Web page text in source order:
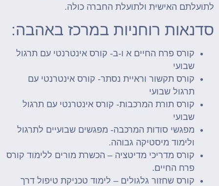
לתועלתם האישית ולתועלת החברה כולה.
סדנאות רוחניות במרכז באהבה:
קורס פרח החיים א ו-ב- קורס אינטרנטי עם תרגול
שבועי
קורס תקשור וראיית נסתר- קורס אינטרנטי עם
תרגול שבועי
קורס תורת המרכבות- קורס אינטרנטי עם תרגול
שבועי
מפגשי סודות המרכבה- מפגשים שבועיים לתרגול
ולימוד מיסטיקה גבוהה.
קורס מדריכי מדיטציה – הכשרת מורים ללימוד קורס
פרח החיים.
קורס שחזור גלגולים – לימוד טכניקת טיפול דרך